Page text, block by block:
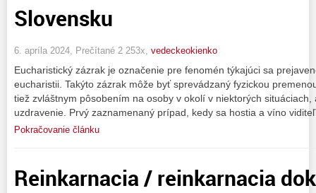
Slovensku
6. apríla 2024, Prečítané 2 253x, vedeckeokienko
Eucharistický zázrak je označenie pre fenomén týkajúci sa
eucharistii. Takýto zázrak môže byť sprevádzaný fyzickou
tiež zvláštnym pôsobením na osoby v okolí v niektorých
uzdravenie. Prvý zaznamenaný prípad, kedy sa hostia a víno
Pokračovanie článku
Reinkarnacia / reinkarnacia